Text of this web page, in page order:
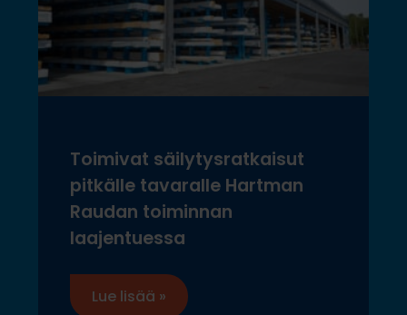
Toimivat säilytysratkaisut
pitkälle tavaralle Hartman
Raudan toiminnan
laajentuessa
Lue lisää »